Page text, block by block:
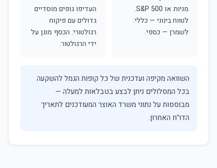
מניות או S&P 500.
לטווח בינוני — כללי.
לשמרן — כספי.
העדיפו גופים מוסדיים
גדולים עם פיקוח
רגולטורי. הכסף מוגן על
ידי הרגולטור.
השוואה מקיפה ועדכנית של כל קופות הגמל להשקעה
בכל המסלולים ניתן לבצע בטבלאות למעלה —
מבוססות על נתוני משרד האוצר המעודכנים לתאריך
הדו"ח האחרון.